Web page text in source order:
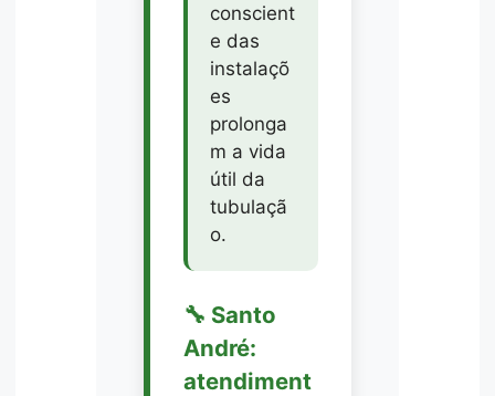
conscient
e das
instalaçõ
es
prolonga
m a vida
útil da
tubulaçã
o.
🔧 Santo
André:
atendiment